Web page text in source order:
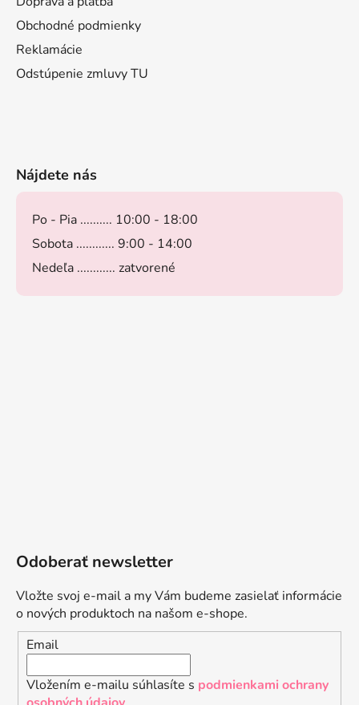
Obchodné podmienky
Reklamácie
Odstúpenie zmluvy TU
Nájdete nás
Po - Pia .......... 10:00 - 18:00
Sobota ............ 9:00 - 14:00
Nedeľa ............ zatvorené
Odoberať newsletter
Vložte svoj e-mail a my Vám budeme zasielať informácie
o nových produktoch na našom e-shope.
Email
Vložením e-mailu súhlasíte s podmienkami ochrany